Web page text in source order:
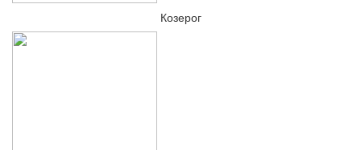
Козерог